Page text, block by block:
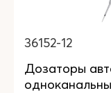
36152-12
Дозаторы